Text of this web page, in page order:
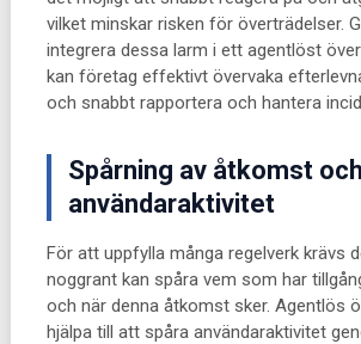
vilket minskar risken för överträdelser.
integrera dessa larm i ett agentlöst
kan företag effektivt övervaka
och snabbt rapportera och hantera
Spårning av åtkomst och
användaraktivitet
För att uppfylla många regelverk krävs
noggrant kan spåra vem som har
och när denna åtkomst sker. Agentlös
hjälpa till att spåra användaraktivitet